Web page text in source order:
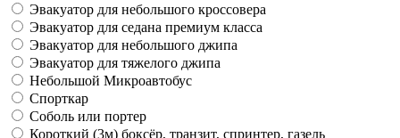
Эвакуатор для небольшого кроссовера
Эвакуатор для седана премиум класса
Эвакуатор для небольшого джипа
Эвакуатор для тяжелого джипа
Небольшой Микроавтобус
Спорткар
Соболь или портер
Короткий (3м) боксёр, транзит, спринтер, газель